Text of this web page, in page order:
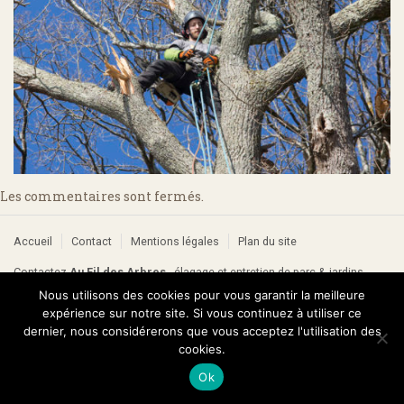
Les commentaires sont fermés.
Accueil Contact Mentions légales Plan du site
ContactezAu Fil des Arbres- élagage et entretien de parc & jardins
E-mail :
contact@aufildesarbres64.fr
• Éric Faye : 06 71 61 29 03 •
Stéphane Houdeline : 06 30 52 81 14
Nous utilisons des cookies pour vous garantir la meilleure
expérience sur notre site. Si vous continuez à utiliser ce
dernier, nous considérerons que vous acceptez l'utilisation des
cookies.
Ok